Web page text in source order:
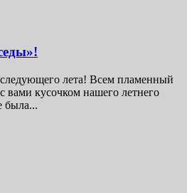
лета! Всем пламенный
вами кусочком нашего летнего
была...